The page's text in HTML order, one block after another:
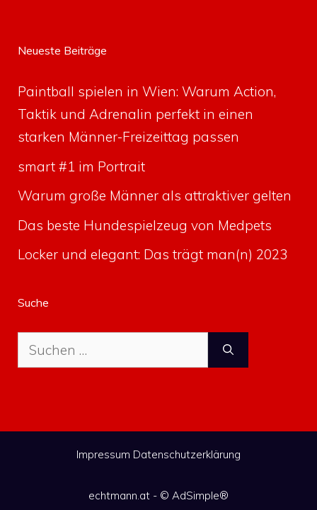
Neueste Beiträge
Paintball spielen in Wien: Warum Action,
Taktik und Adrenalin perfekt in einen
starken Männer-Freizeittag passen
smart #1 im Portrait
Warum große Männer als attraktiver gelten
Das beste Hundespielzeug von Medpets
Locker und elegant: Das trägt man(n) 2023
Suche
Suche
nach:
Impressum Datenschutzerklärung
echtmann.at - © AdSimple®